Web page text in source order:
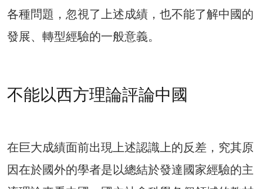
各種問題，忽視了上述成績，也不能了解中國的
發展、轉型經驗的一般意義。
不能以西方理論評論中國
在巨大成績面前出現上述認識上的反差，究其原
因在於國外的學者是以總結於發達國家經驗的主